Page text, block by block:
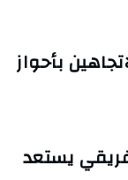
بأحواز
يستعد